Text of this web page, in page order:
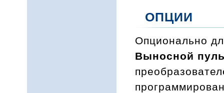
ОПЦИИ
Опционально
Выносной